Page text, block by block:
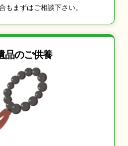
もまずはご相談下さい。
品のご供養